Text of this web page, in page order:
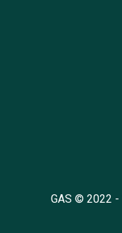
GAS © 2022 -